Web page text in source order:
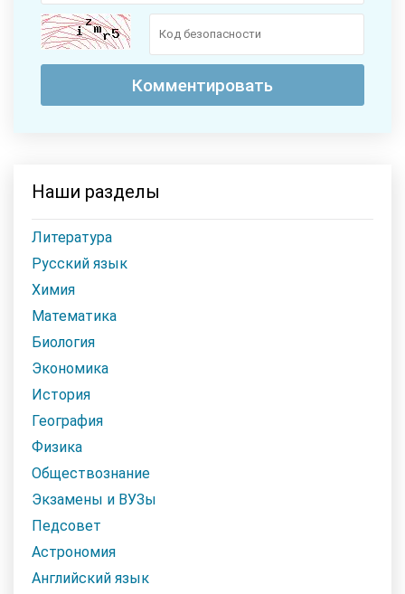
Наши разделы
Литература
Русский язык
Химия
Математика
Биология
Экономика
История
География
Физика
Обществознание
Экзамены и ВУЗы
Педсовет
Астрономия
Английский язык